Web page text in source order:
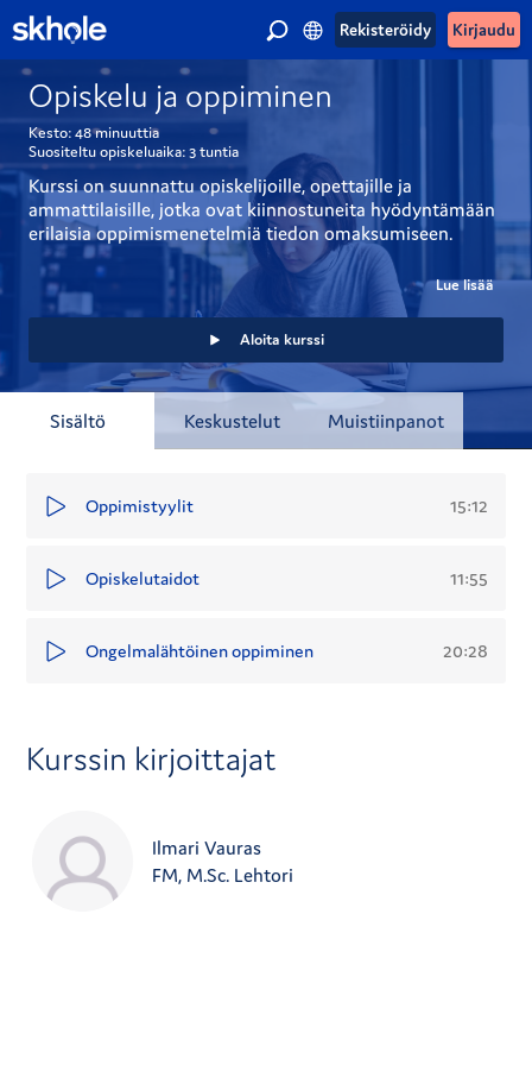
Kirjaudu
Rekisteröidy
Opiskelu ja oppiminen
Kesto:48 minuuttia
Suositeltu opiskeluaika:3 tuntia
Kurssi on suunnattu opiskelijoille, opettajille ja
ammattilaisille, jotka ovat kiinnostuneita hyödyntämään
erilaisia oppimismenetelmiä tiedon omaksumiseen.
Kurssin käytyäsi tiedät keinoja ja menetelmiä, joilla
pystyt tehostamaan omaa oppimistasi.
Tämä kurssikokonaisuus ohjeistaa erilaisten oppimis- ja
opiskelumenetelmien hyödyntämiseen tehokkaassa ja
tuloksellisessa oppimisessa. Kurssi sisältää mm.
näkökulmia opiskelu- ja oppimistaitojen kehittämiseen,
sekä ongelmalähtöiseen oppimiseen opiskelijan
Lue lisää
Aloita kurssi
Sisältö Keskustelut Muistiinpanot
Oppimistyylit 15:12
Opiskelutaidot 11:55
Ongelmalähtöinen oppiminen 20:28
Kurssin kirjoittajat
Ilmari Vauras
FM, M.Sc. Lehtori